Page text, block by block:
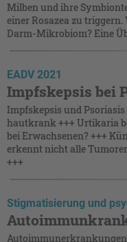
Milben und ihre
einer Rosazea zu triggern.
Darm-Mikrobiom? Eine
EADV 2021
Impfskepsis bei
Impfskepsis und
hautkrank +++ Urtikaria
bei Erwachsenen? +++
erkennt nicht alle
+++
Stigmatisierung und